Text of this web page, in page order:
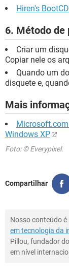
Hiren's
6. Método de
Criar um
Copiar nele os
Quando um
disquete e,
Mais
Windows XP
Foto: © Everypixel.
Compartilhar
Nosso conteúdo
em tecnologia da
Pillou, fundador
em nível